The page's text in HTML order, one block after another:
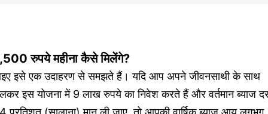
रुपये महीना कैसे मिलेंगे?
इसे एक उदाहरण से समझते हैं। यदि आप अपने जीवनसाथी के साथ
इस योजना में 9 लाख रुपये का निवेश करते हैं और वर्तमान ब्याज